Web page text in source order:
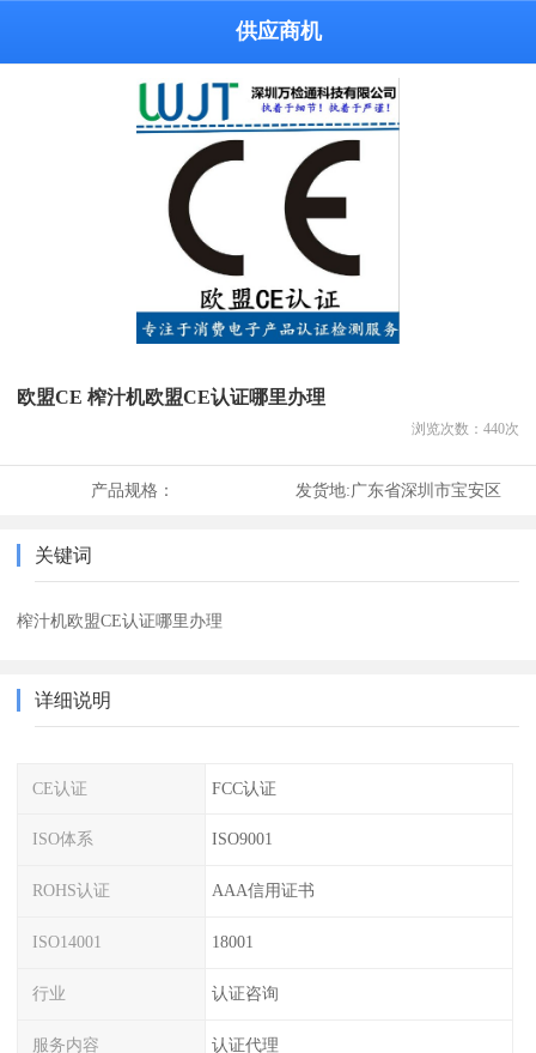
供应商机
欧盟CE 榨汁机欧盟CE认证哪里办理
浏览次数： 440次
产品规格： 发货地:广东省深圳市宝安区
关键词
榨汁机欧盟CE认证哪里办理
详细说明
CE认证 FCC认证
ISO体系 ISO9001
ROHS认证 AAA信用证书
ISO14001 18001
行业 认证咨询
服务内容 认证代理